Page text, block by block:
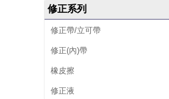
修正系列
修正帶/立可帶
修正(內)帶
橡皮擦
修正液